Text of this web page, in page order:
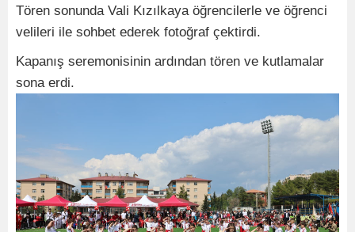
Tören sonunda Vali Kızılkaya öğrencilerle ve öğrenci
velileri ile sohbet ederek fotoğraf çektirdi.
Kapanış seremonisinin ardından tören ve kutlamalar
sona erdi.